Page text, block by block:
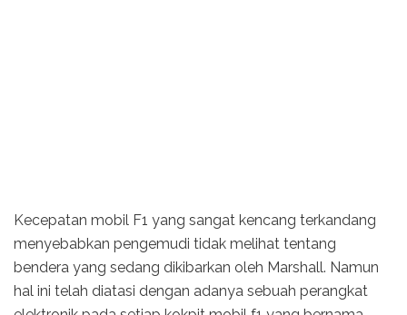
Kecepatan mobil F1 yang sangat kencang terkandang
menyebabkan pengemudi tidak melihat tentang
bendera yang sedang dikibarkan oleh Marshall. Namun
hal ini telah diatasi dengan adanya sebuah perangkat